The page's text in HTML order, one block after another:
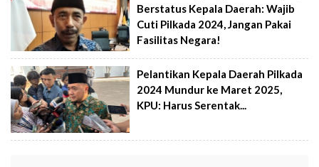
Berstatus Kepala Daerah: Wajib
Cuti Pilkada 2024, Jangan Pakai
Fasilitas Negara!
Pelantikan Kepala Daerah Pilkada
2024 Mundur ke Maret 2025,
KPU: Harus Serentak...